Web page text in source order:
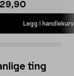
Legg i handlekurv
ting